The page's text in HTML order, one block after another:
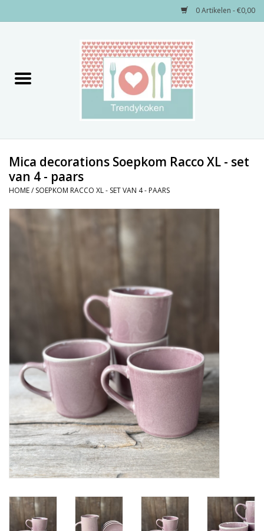
0 Artikelen - €0,00
Decoratie
Keukengerei
Textiel
Kleuren
Mica decorations Soepkom Racco XL - set
van 4 - paars
HOME/ SOEPKOM RACCO XL - SET VAN 4 - PAARS